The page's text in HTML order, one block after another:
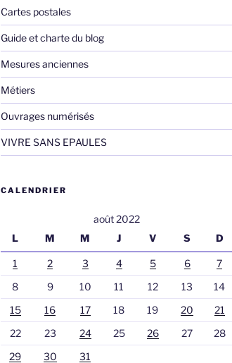
Cartes postales
Guide et charte du blog
Mesures anciennes
Métiers
Ouvrages numérisés
VIVRE SANS EPAULES
CALENDRIER
août 2022
L
M M J V S D
1 2 3 4 5 6
7
8
9 10 11 12 13
14
15
16 17 18 19 20
21
22
23 24 25 26 27
28
29
30 31